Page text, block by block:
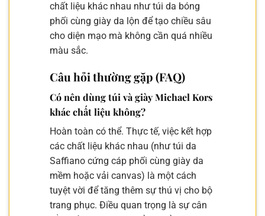
chất liệu khác nhau như túi da bóng
phối cùng giày da lộn để tạo chiều sâu
cho diện mạo mà không cần quá nhiều
màu sắc.
Câu hỏi thường gặp (FAQ)
Có nên dùng túi và giày Michael Kors
khác chất liệu không?
Hoàn toàn có thể. Thực tế, việc kết hợp
các chất liệu khác nhau (như túi da
Saffiano cứng cáp phối cùng giày da
mềm hoặc vải canvas) là một cách
tuyệt vời để tăng thêm sự thú vị cho bộ
trang phục. Điều quan trọng là sự cân